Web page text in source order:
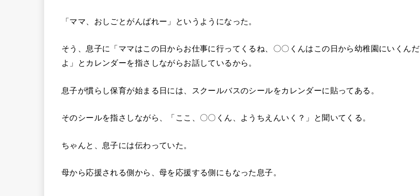
「ママ、おしごとがんばれー」というようになった。
そう、息子に「ママはこの日からお仕事に行ってくるね、〇〇くんはこの日から幼稚園にいくんだ
よ」とカレンダーを指さしながらお話しているから。
息子が慣らし保育が始まる日には、スクールバスのシールをカレンダーに貼ってある。
そのシールを指さしながら、「ここ、〇〇くん、ようちえんいく？」と聞いてくる。
ちゃんと、息子には伝わっていた。
母から応援される側から、母を応援する側にもなった息子。